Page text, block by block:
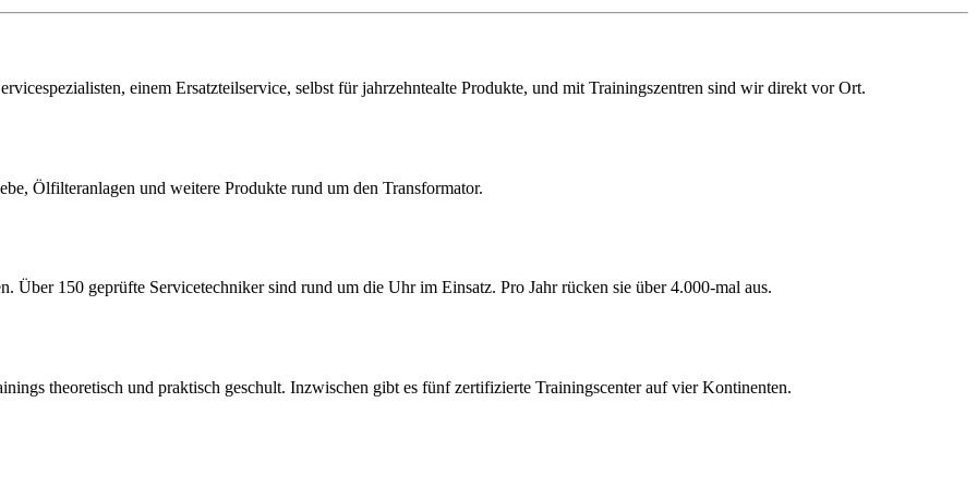
einem Ersatzteil­service, selbst für jahrzehnte­alte Produkte, und mit Trai­nings­zen­tren sind wir direkt vor Ort.
Ölfil­ter­an­lagen und weitere Produkte rund um den Trans­for­mator.
Über 150 geprüfte Service­tech­niker sind rund um die Uhr im Einsatz. Pro Jahr rücken sie über 4.000-mal aus.
theo­re­tisch und prak­tisch geschult. Inzwi­schen gibt es fünf zerti­fi­zierte Trai­nings­center auf vier Konti­nenten.